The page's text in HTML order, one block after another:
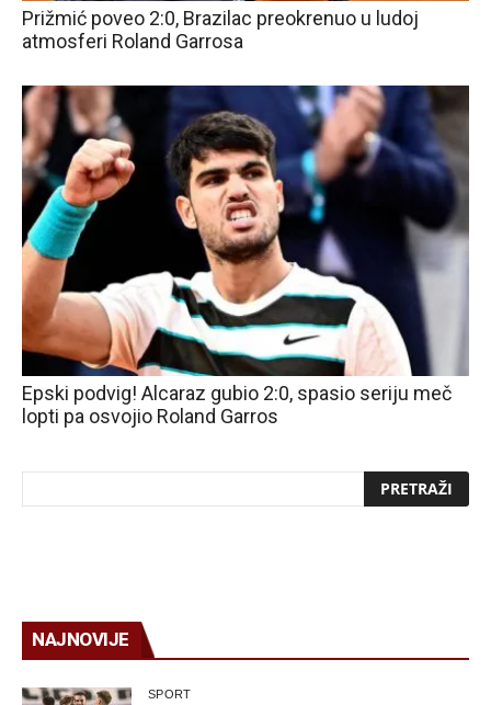
Prižmić poveo 2:0, Brazilac preokrenuo u ludoj
atmosferi Roland Garrosa
Epski podvig! Alcaraz gubio 2:0, spasio seriju meč
lopti pa osvojio Roland Garros
NAJNOVIJE
SPORT